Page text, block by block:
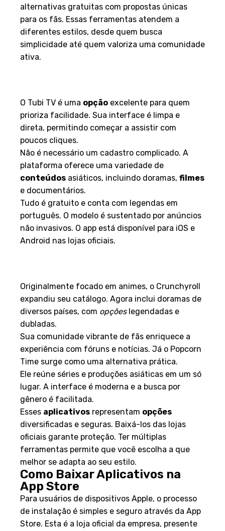
alternativas gratuitas com propostas únicas
para os fãs. Essas ferramentas atendem a
diferentes estilos, desde quem busca
simplicidade até quem valoriza uma comunidade
ativa.
O Tubi TV é uma opção excelente para quem
prioriza facilidade. Sua interface é limpa e
direta, permitindo começar a assistir com
poucos cliques.
Não é necessário um cadastro complicado. A
plataforma oferece uma variedade de
conteúdos asiáticos, incluindo doramas, filmes
e documentários.
Tudo é gratuito e conta com legendas em
português. O modelo é sustentado por anúncios
não invasivos. O app está disponível para iOS e
Android nas lojas oficiais.
Originalmente focado em animes, o Crunchyroll
expandiu seu catálogo. Agora inclui doramas de
diversos países, com opçõeslegendadas e
dubladas.
Sua comunidade vibrante de fãs enriquece a
experiência com fóruns e notícias. Já o Popcorn
Time surge como uma alternativa prática.
Ele reúne séries e produções asiáticas em um só
lugar. A interface é moderna e a busca por
gênero é facilitada.
Esses aplicativos representam opções
diversificadas e seguras. Baixá-los das lojas
oficiais garante proteção. Ter múltiplas
ferramentas permite que você escolha a que
melhor se adapta ao seu estilo.
Como Baixar Aplicativos na
App Store
Para usuários de dispositivos Apple, o processo
de instalação é simples e seguro através da App
Store. Esta é a loja oficial da empresa, presente